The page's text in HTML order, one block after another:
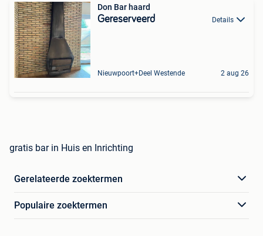
Don Bar haard
Gereserveerd Details
Nieuwpoort+Deel Westende 2 aug 26
gratis bar in Huis en Inrichting
Gerelateerde zoektermen
Populaire zoektermen